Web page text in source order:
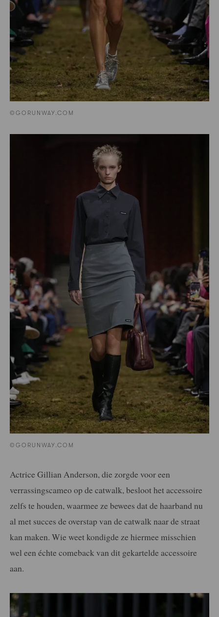
©GORUNWAY.COM
©GORUNWAY.COM
Actrice Gillian Anderson, die zorgde voor een
verrassingscameo op de catwalk, besloot het accessoire
zelfs te houden, waarmee ze bewees dat de haarband nu
al met succes de overstap van de catwalk naar de straat
kan maken. Wie weet kondigde ze hiermee misschien
wel een échte comeback van dit gekartelde accessoire
aan.